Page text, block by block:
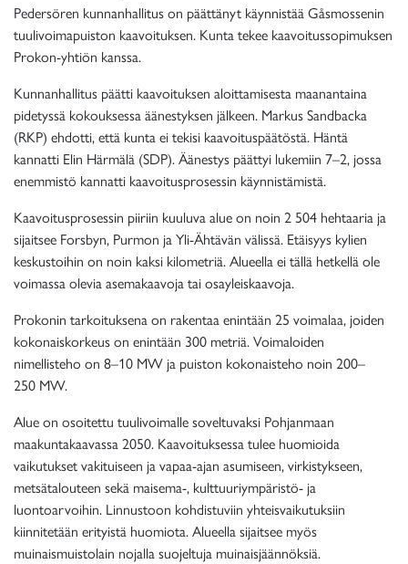
Pedersören kunnanhallitus on päättänyt käynnistää Gåsmossenin
tuulivoimapuiston kaavoituksen. Kunta tekee kaavoitussopimuksen
Prokon-yhtiön kanssa.
Kunnanhallitus päätti kaavoituksen aloittamisesta maanantaina
pidetyssä kokouksessa äänestyksen jälkeen. Markus Sandbacka
(RKP) ehdotti, että kunta ei tekisi kaavoituspäätöstä. Häntä
kannatti Elin Härmälä (SDP). Äänestys päättyi lukemiin 7–2, jossa
enemmistö kannatti kaavoitusprosessin käynnistämistä.
Kaavoitusprosessin piiriin kuuluva alue on noin 2 504 hehtaaria ja
sijaitsee Forsbyn, Purmon ja Yli-Ähtävän välissä. Etäisyys kylien
keskustoihin on noin kaksi kilometriä. Alueella ei tällä hetkellä ole
voimassa olevia asemakaavoja tai osayleiskaavoja.
Prokonin tarkoituksena on rakentaa enintään 25 voimalaa, joiden
kokonaiskorkeus on enintään 300 metriä. Voimaloiden
nimellisteho on 8–10 MW ja puiston kokonaisteho noin 200–
250 MW.
Alue on osoitettu tuulivoimalle soveltuvaksi Pohjanmaan
maakuntakaavassa 2050. Kaavoituksessa tulee huomioida
vaikutukset vakituiseen ja vapaa-ajan asumiseen, virkistykseen,
metsätalouteen sekä maisema-, kulttuuriympäristö- ja
luontoarvoihin. Linnustoon kohdistuviin yhteisvaikutuksiin
kiinnitetään erityistä huomiota. Alueella sijaitsee myös
muinaismuistolain nojalla suojeltuja muinaisjäännöksiä.